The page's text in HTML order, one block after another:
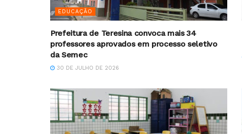
EDUCAÇÃO
Prefeitura de Teresina convoca mais 34
professores aprovados em processo seletivo
da Semec
30 DE JULHO DE 2026